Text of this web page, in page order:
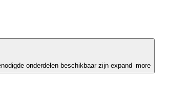
onderdelen beschikbaar zijn expand_more